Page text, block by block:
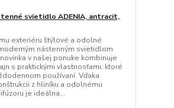
svietidlo ADENIA, antracit,
exteriéru štýlové a odolné
nástenným svietidlom
v našej ponuke kombinuje
s praktickými vlastnosťami, ktoré
používaní. Vďaka
z hliníku a odolnému
je ideálna...